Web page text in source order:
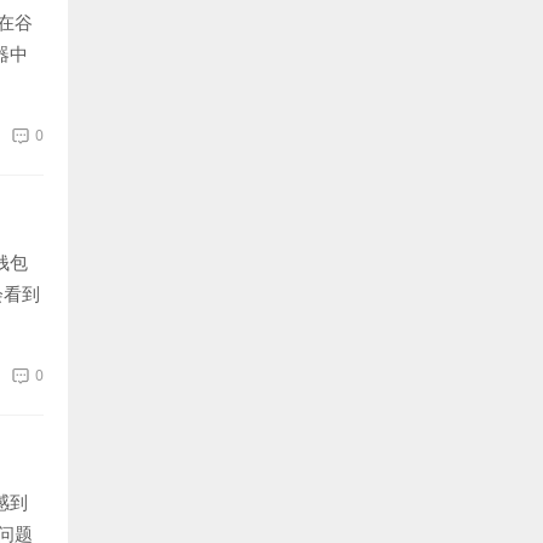
谷
中
0
包
到
0
到
题